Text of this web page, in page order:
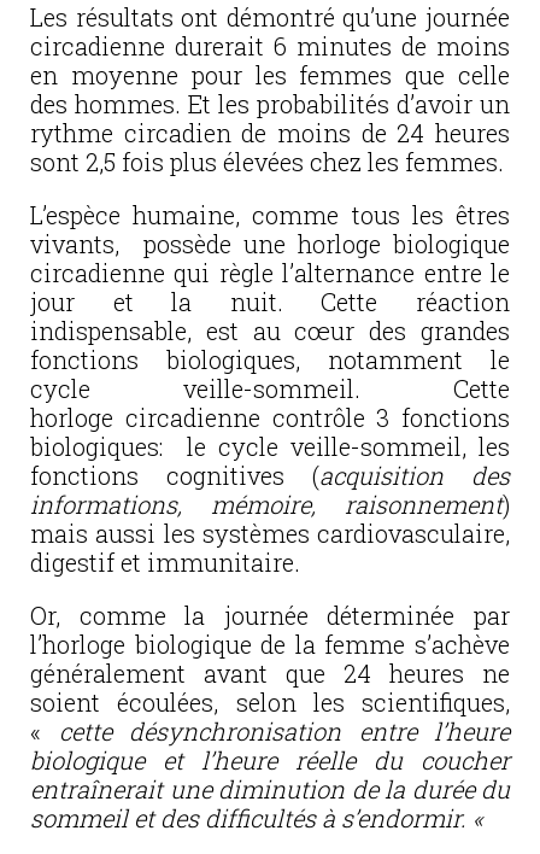
Les résultats ont démontré qu’une journée
circadienne durerait 6 minutes de moins
en moyenne pour les femmes que celle
des hommes. Et les probabilités d’avoir un
rythme circadien de moins de 24 heures
sont 2,5 fois plus élevées chez les femmes.
L’espèce humaine, comme tous les êtres
vivants, possède une horloge biologique
circadienne qui règle l’alternance entre le
jour et la nuit. Cette réaction
indispensable, est au cœur des grandes
fonctions biologiques, notamment le
cycle veille-sommeil. Cette
horloge circadienne contrôle 3 fonctions
biologiques: le cycle veille-sommeil, les
fonctions cognitives (acquisition des
informations, mémoire, raisonnement)
mais aussi les systèmes cardiovasculaire,
digestif et immunitaire.
Or, comme la journée déterminée par
l’horloge biologique de la femme s’achève
généralement avant que 24 heures ne
soient écoulées, selon les scientifiques,
« cette désynchronisation entre l’heure
biologique et l’heure réelle du coucher
entraînerait une diminution de la durée du
sommeil et des difficultés à s’endormir. «